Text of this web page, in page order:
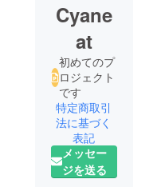
Cyane
at
初めてのプ
ロジェクト
です
特定商取引
法に基づく
表記
メッセー
ジを送る